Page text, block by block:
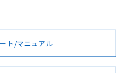
いただく前に、以下を必ずお読
ト/マニュアル